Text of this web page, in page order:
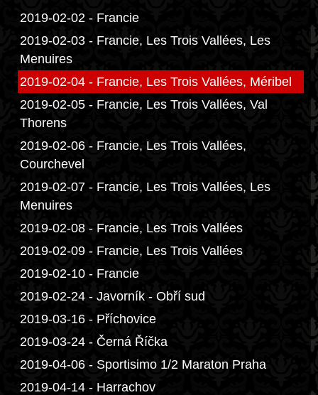
2019-02-02 - Francie
2019-02-03 - Francie, Les Trois Vallées, Les
Menuires
2019-02-04 - Francie, Les Trois Vallées, Méribel
2019-02-05 - Francie, Les Trois Vallées, Val
Thorens
2019-02-06 - Francie, Les Trois Vallées,
Courchevel
2019-02-07 - Francie, Les Trois Vallées, Les
Menuires
2019-02-08 - Francie, Les Trois Vallées
2019-02-09 - Francie, Les Trois Vallées
2019-02-10 - Francie
2019-02-24 - Javorník - Obří sud
2019-03-16 - Příchovice
2019-03-24 - Černá Říčka
2019-04-06 - Sportisimo 1/2 Maraton Praha
2019-04-14 - Harrachov